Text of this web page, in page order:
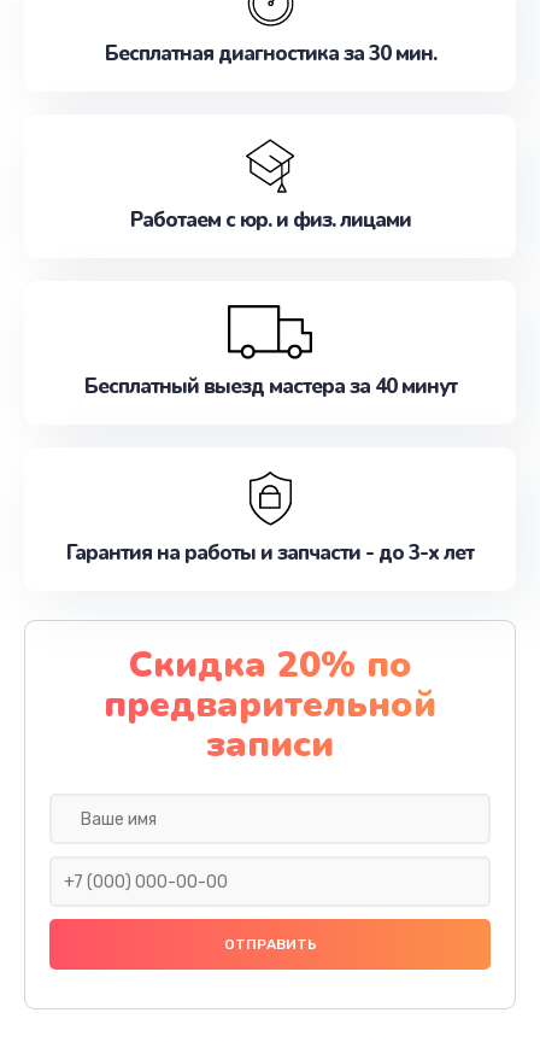
Бесплатная диагностика за 30 мин.
Работаем с юр. и физ. лицами
Бесплатный выезд мастера за 40 минут
Гарантия на работы и запчасти - до 3-х лет
Скидка 20% по
предварительной
записи